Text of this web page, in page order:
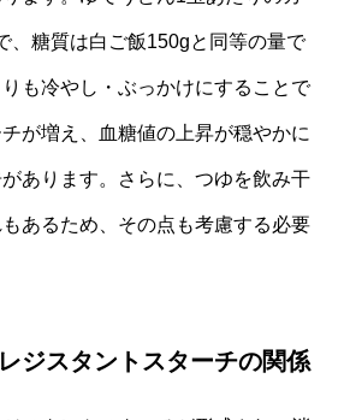
、糖質は白ご飯150gと同等の量で
も冷やし・ぶっかけにすることで
が増え、血糖値の上昇が穏やかに
あります。さらに、つゆを飲み干
あるため、その点も考慮する必要
ジスタントスターチの関係